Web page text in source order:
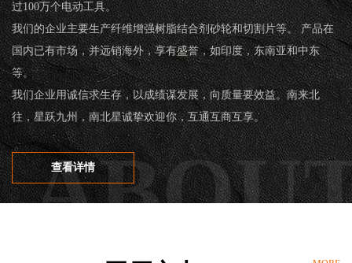
过100万个电动工具。
我们的企业主要生产纤维增强树脂结合剂砂轮和切割片等。 产品在
国内已有市场，并远销海外，享有盛誉，如印度，东南亚和中东
等。
我们企业用诚信求生存，以成绩谋发展，向质量要效益。南来北
往，星跃九州，南北星诚挚欢迎你，互通互商互享。
查看详情